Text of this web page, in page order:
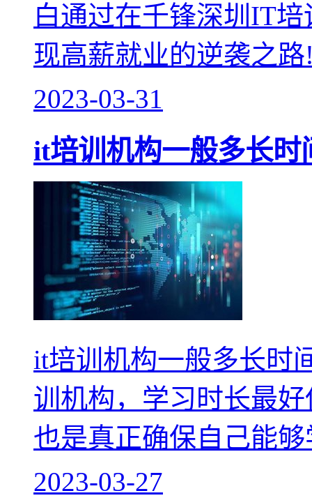
白通过在千锋深圳IT
现高薪就业的逆袭之路
2023-03-31
it培训机构一般多长时
it培训机构一般多长时
训机构，学习时长最
也是真正确保自己能
2023-03-27